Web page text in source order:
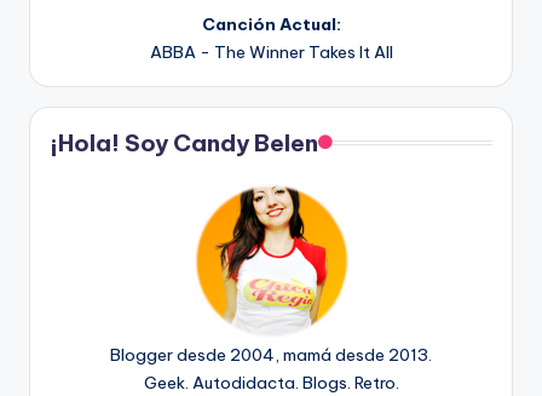
Canción Actual:
ABBA - The Winner Takes It All
¡Hola! Soy Candy Belen
Blogger desde 2004, mamá desde 2013.
Geek. Autodidacta. Blogs. Retro.